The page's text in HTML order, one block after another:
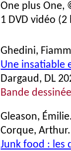
One plus One,
1 DVD vidéo (2
Ghedini,
Une insatiable
Dargaud, DL
Bande dessinée
Gleason,
Corque,
Junk food : les